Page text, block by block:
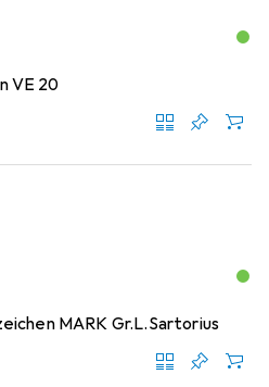
VE 20
MARK Gr.L.Sartorius